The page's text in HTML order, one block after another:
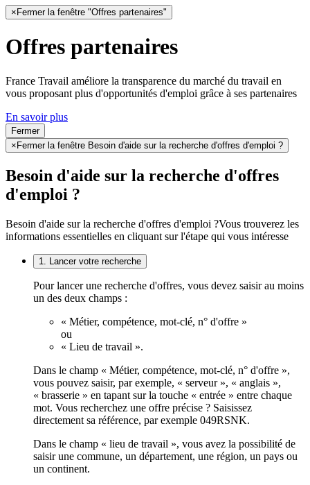
× Fermer la fenêtre "Offres partenaires"
Offres partenaires
France Travail améliore la transparence du marché du travail en
vous proposant plus d'opportunités d'emploi grâce à ses partenaires
En savoir plus
Fermer
×Fermer la fenêtre Besoin d'aide sur la recherche d'offres d'emploi ?
Besoin d'aide sur la recherche d'offres
d'emploi ?
Besoin d'aide sur la recherche d'offres d'emploi ?Vous trouverez les
informations essentielles en cliquant sur l'étape qui vous intéresse
1. Lancer votre recherche
Pour lancer une recherche d'offres, vous devez saisir au moins
un des deux champs :
« Métier, compétence, mot-clé, n° d'offre »
ou
« Lieu de travail ».
Dans le champ « Métier, compétence, mot-clé, n° d'offre »,
vous pouvez saisir, par exemple, « serveur », « anglais »,
« brasserie » en tapant sur la touche « entrée » entre chaque
mot. Vous recherchez une offre précise ? Saisissez
directement sa référence, par exemple 049RSNK.
Dans le champ « lieu de travail », vous avez la possibilité de
saisir une commune, un département, une région, un pays ou
un continent.